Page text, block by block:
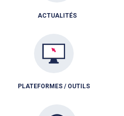
ACTUALITÉS
PLATEFORMES / OUTILS